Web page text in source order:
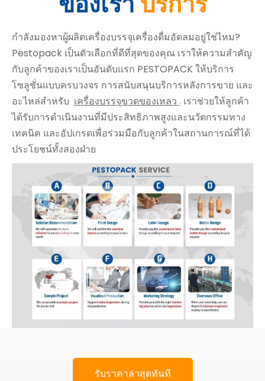
กำลังมองหาผู้ผลิตเครื่องบรรจุเครื่องดื่มอัดลมอยู่ใช่ไหม?
Pestopack เป็นตัวเลือกที่ดีที่สุดของคุณ เราให้ความสำคัญ
กับลูกค้าของเราเป็นอันดับแรก PESTOPACK ให้บริการ
โซลูชั่นแบบครบวงจร การสนับสนุนบริการหลังการขาย และ
อะไหล่สำหรับ เครื่องบรรจุขวดของเหลว . เราช่วยให้ลูกค้า
ได้รับการดำเนินงานที่มีประสิทธิภาพสูงและนวัตกรรมทาง
เทคนิค และอัปเกรดเพื่อร่วมมือกับลูกค้าในสถานการณ์ที่ได้
ประโยชน์ทั้งสองฝ่าย
รับราคาล่าสุดทันที